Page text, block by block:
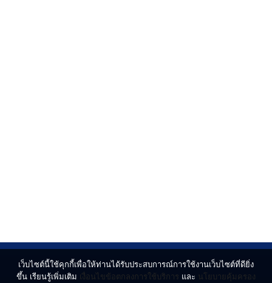
เว็บไซต์นี้ใช้คุกกี้เพื่อให้ท่านได้รับประสบการณ์การใช้งานเว็บไซต์ที่ดียิ่ง
ขึ้น เรียนรู้เพิ่มเติม เงื่อนไขข้อตกลงการใช้บริการ และ นโยบายคุ้มครอง